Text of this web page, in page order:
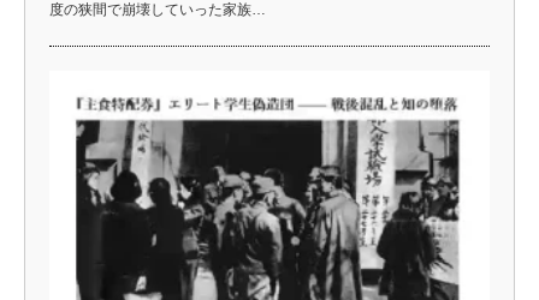
度の狭間で崩壊していった家族…